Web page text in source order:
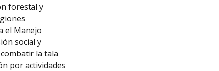
forestal y
el Manejo
social y
la tala
por actividades